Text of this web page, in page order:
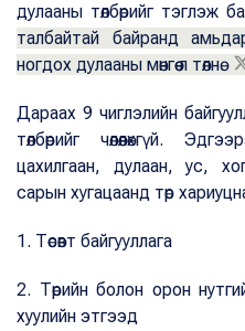
дулааны төлбөрийг тэглэж
талбайтай байранд
ногдох дулааны мөнгөө л төлнө.
Дараах 9 чиглэлийн
төлбөрийг чөлөөлөхгүй.
цахилгаан, дулаан, ус,
сарын хугацаанд төр
1. Төсөвт байгууллага
2. Төрийн болон орон
хуулийн этгээд